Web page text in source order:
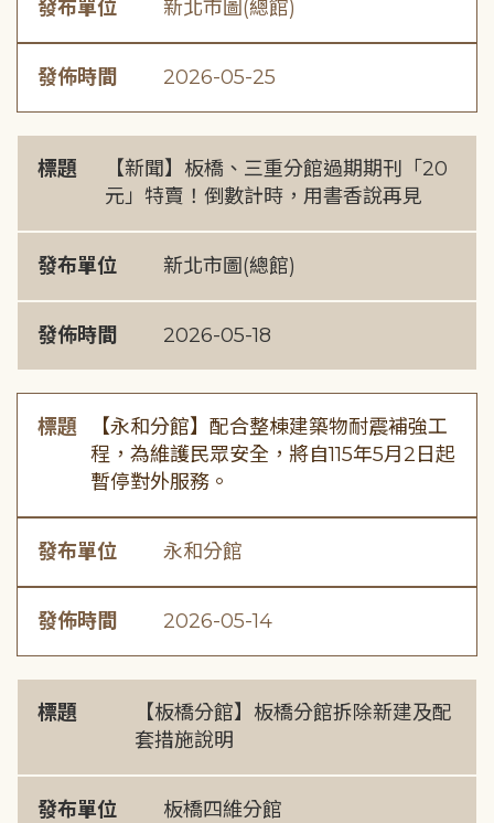
發布單位 新北市圖(總館)
發佈時間 2026-05-25
標題
【新聞】板橋、三重分館過期期刊「20
元」特賣！倒數計時，用書香說再見
發布單位 新北市圖(總館)
發佈時間 2026-05-18
標題
【永和分館】配合整棟建築物耐震補強工
程，為維護民眾安全，將自115年5月2日起
暫停對外服務。
發布單位 永和分館
發佈時間 2026-05-14
標題
【板橋分館】板橋分館拆除新建及配
套措施說明
發布單位 板橋四維分館